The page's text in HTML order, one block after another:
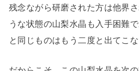
残念ながら研磨された方は他界
うな状態の山梨水晶も入手困難
と同じものはもう二度と出てこな